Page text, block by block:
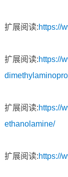
扩展阅读:https://
扩展阅读:https://
扩展阅读:https://
ethanolamine/
扩展阅读:https://